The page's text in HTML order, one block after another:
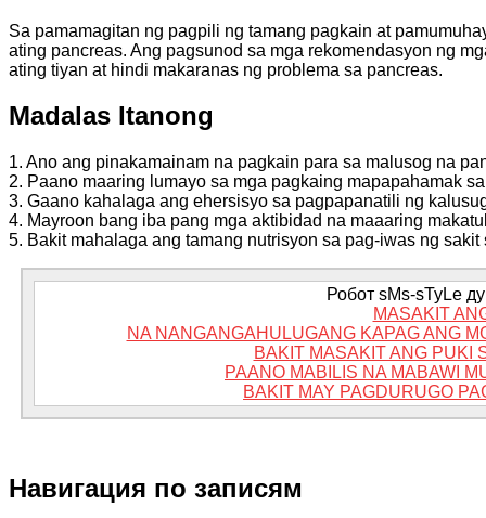
Sa pamamagitan ng pagpili ng tamang pagkain at
ating pancreas. Ang pagsunod sa mga rekomendasyon ng
ating tiyan at hindi makaranas ng problema sa pancreas.
Madalas Itanong
1. Ano ang pinakamainam na pagkain para sa malusog na
2. Paano maaring lumayo sa mga pagkaing mapapahamak
3. Gaano kahalaga ang ehersisyo sa pagpapanatili ng
4. Mayroon bang iba pang mga aktibidad na maaaring
5. Bakit mahalaga ang tamang nutrisyon sa pag-iwas ng sakit
Робот sMs-sTyLe
MASAKIT
NA NANGANGAHULUGANG KAPAG ANG
BAKIT MASAKIT ANG PUKI
PAANO MABILIS NA MABAWI
BAKIT MAY PAGDURUGO
Навигация по записям